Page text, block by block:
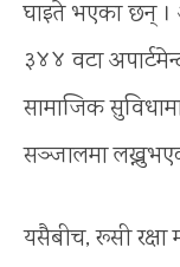
घाइते भएका छन् ।
३४४ वटा
सामाजिक
सञ्जालमा
यसैबीच, रूसी रक्षा